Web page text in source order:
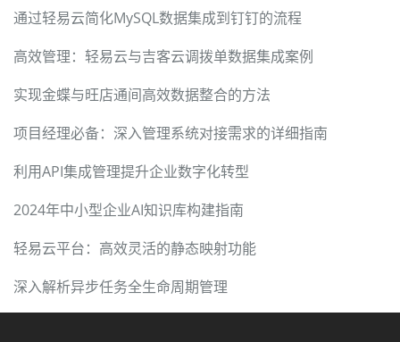
通过轻易云简化MySQL数据集成到钉钉的流程
高效管理：轻易云与吉客云调拨单数据集成案例
实现金蝶与旺店通间高效数据整合的方法
项目经理必备：深入管理系统对接需求的详细指南
利用API集成管理提升企业数字化转型
2024年中小型企业AI知识库构建指南
轻易云平台：高效灵活的静态映射功能
深入解析异步任务全生命周期管理